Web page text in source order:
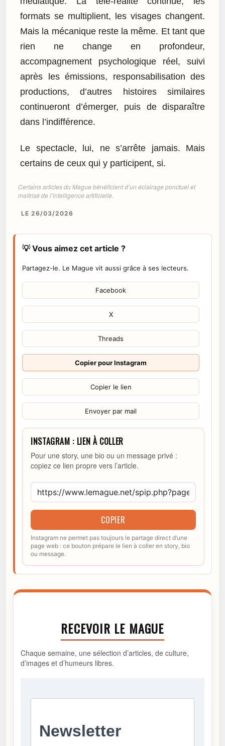
formats se multiplient, les visages changent.
Mais la mécanique reste la même. Et tant que
rien ne change en profondeur,
accompagnement psychologique réel, suivi
après les émissions, responsabilisation des
productions, d’autres histoires similaires
continueront d’émerger, puis de disparaître
dans l’indifférence.
Le spectacle, lui, ne s’arrête jamais. Mais
certains de ceux qui y participent, si.
Certains articles du Mague bénéficient d’un éclairage ponctuel et
maîtrisé de l’intelligence artificielle.
LE 26/03/2026
💡 Vous aimez cet article ?
Partagez-le. Le Mague vit aussi grâce à ses lecteurs.
Facebook
X
Threads
Copier pour Instagram
Copier le lien
Envoyer par mail
INSTAGRAM : LIEN À COLLER
Pour une story, une bio ou un message privé :
copiez ce lien propre vers l’article.
COPIER
Instagram ne permet pas toujours le partage direct d’une
page web : ce bouton prépare le lien à coller en story, bio
ou message.
RECEVOIR LE MAGUE
Chaque semaine, une sélection d’articles, de culture,
d’images et d’humeurs libres.